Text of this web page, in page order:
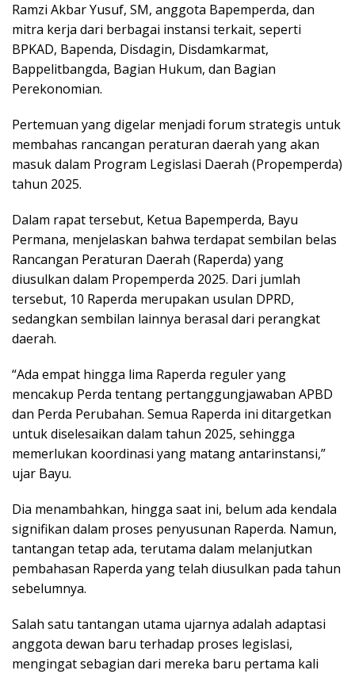
Ramzi Akbar Yusuf, SM, anggota Bapemperda, dan
mitra kerja dari berbagai instansi terkait, seperti
BPKAD, Bapenda, Disdagin, Disdamkarmat,
Bappelitbangda, Bagian Hukum, dan Bagian
Perekonomian.
Pertemuan yang digelar menjadi forum strategis untuk
membahas rancangan peraturan daerah yang akan
masuk dalam Program Legislasi Daerah (Propemperda)
tahun 2025.
Dalam rapat tersebut, Ketua Bapemperda, Bayu
Permana, menjelaskan bahwa terdapat sembilan belas
Rancangan Peraturan Daerah (Raperda) yang
diusulkan dalam Propemperda 2025. Dari jumlah
tersebut, 10 Raperda merupakan usulan DPRD,
sedangkan sembilan lainnya berasal dari perangkat
daerah.
“Ada empat hingga lima Raperda reguler yang
mencakup Perda tentang pertanggungjawaban APBD
dan Perda Perubahan. Semua Raperda ini ditargetkan
untuk diselesaikan dalam tahun 2025, sehingga
memerlukan koordinasi yang matang antarinstansi,”
ujar Bayu.
Dia menambahkan, hingga saat ini, belum ada kendala
signifikan dalam proses penyusunan Raperda. Namun,
tantangan tetap ada, terutama dalam melanjutkan
pembahasan Raperda yang telah diusulkan pada tahun
sebelumnya.
Salah satu tantangan utama ujarnya adalah adaptasi
anggota dewan baru terhadap proses legislasi,
mengingat sebagian dari mereka baru pertama kali